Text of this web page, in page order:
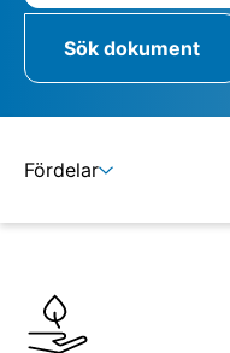
Sök dokument
Fördelar